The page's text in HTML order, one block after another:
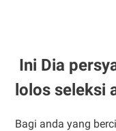
Ini Dia
lolos seleksi
Bagi anda yang